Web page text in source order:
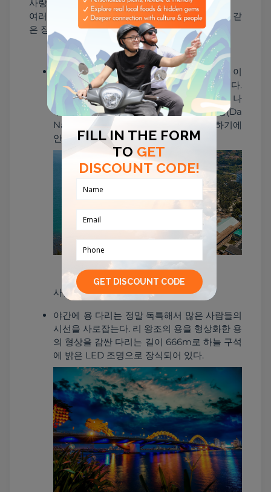
사랑한다.
여러분의 다낭 배낭여행 계획안에 반드시 다음과 같
은 장소가 있어야 한다:
다낭의 '푸른 허파'로 비유되는 손트라 반도, 이
자연생태지구는 야생동물이 밀집하는 곳인다.
높은 불상 67m, 수령이 800년이 넘은 대형 나
무로 미케 해변(My Khe Beach), 다낭(Da
Nang) 시내 전경 등 다양한 경관을 조망하기에
Son Tra peninsula
사진: 다낭 황금다리
야간에 용 다리는 정말 독특해서 많은 사람들의
시선을 사로잡는다. 리 왕조의 용을 형상화한 용
의 형상을 감싼 다리는 길이 666m로 하늘 구석